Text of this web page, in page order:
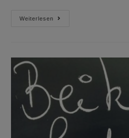
Weiterlesen
Diese